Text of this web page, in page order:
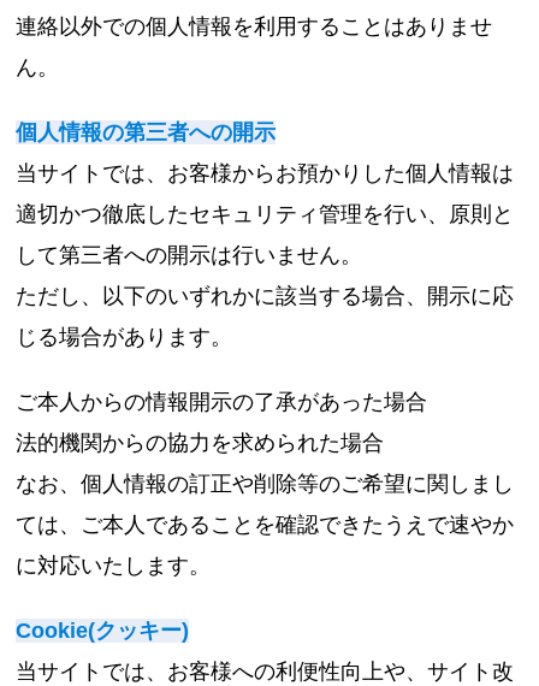
連絡以外での個人情報を利用することはありませ
ん。
個人情報の第三者への開示
当サイトでは、お客様からお預かりした個人情報は
適切かつ徹底したセキュリティ管理を行い、原則と
して第三者への開示は行いません。
ただし、以下のいずれかに該当する場合、開示に応
じる場合があります。
ご本人からの情報開示の了承があった場合
法的機関からの協力を求められた場合
なお、個人情報の訂正や削除等のご希望に関しまし
ては、ご本人であることを確認できたうえで速やか
に対応いたします。
Cookie(クッキー)
当サイトでは、お客様への利便性向上や、サイト改